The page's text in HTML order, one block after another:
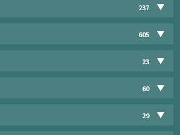
237
605
23
60
29